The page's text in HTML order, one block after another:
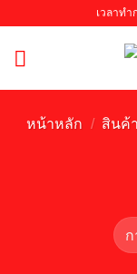
content
เวลาทำ
หน้าหลัก / สินค้า